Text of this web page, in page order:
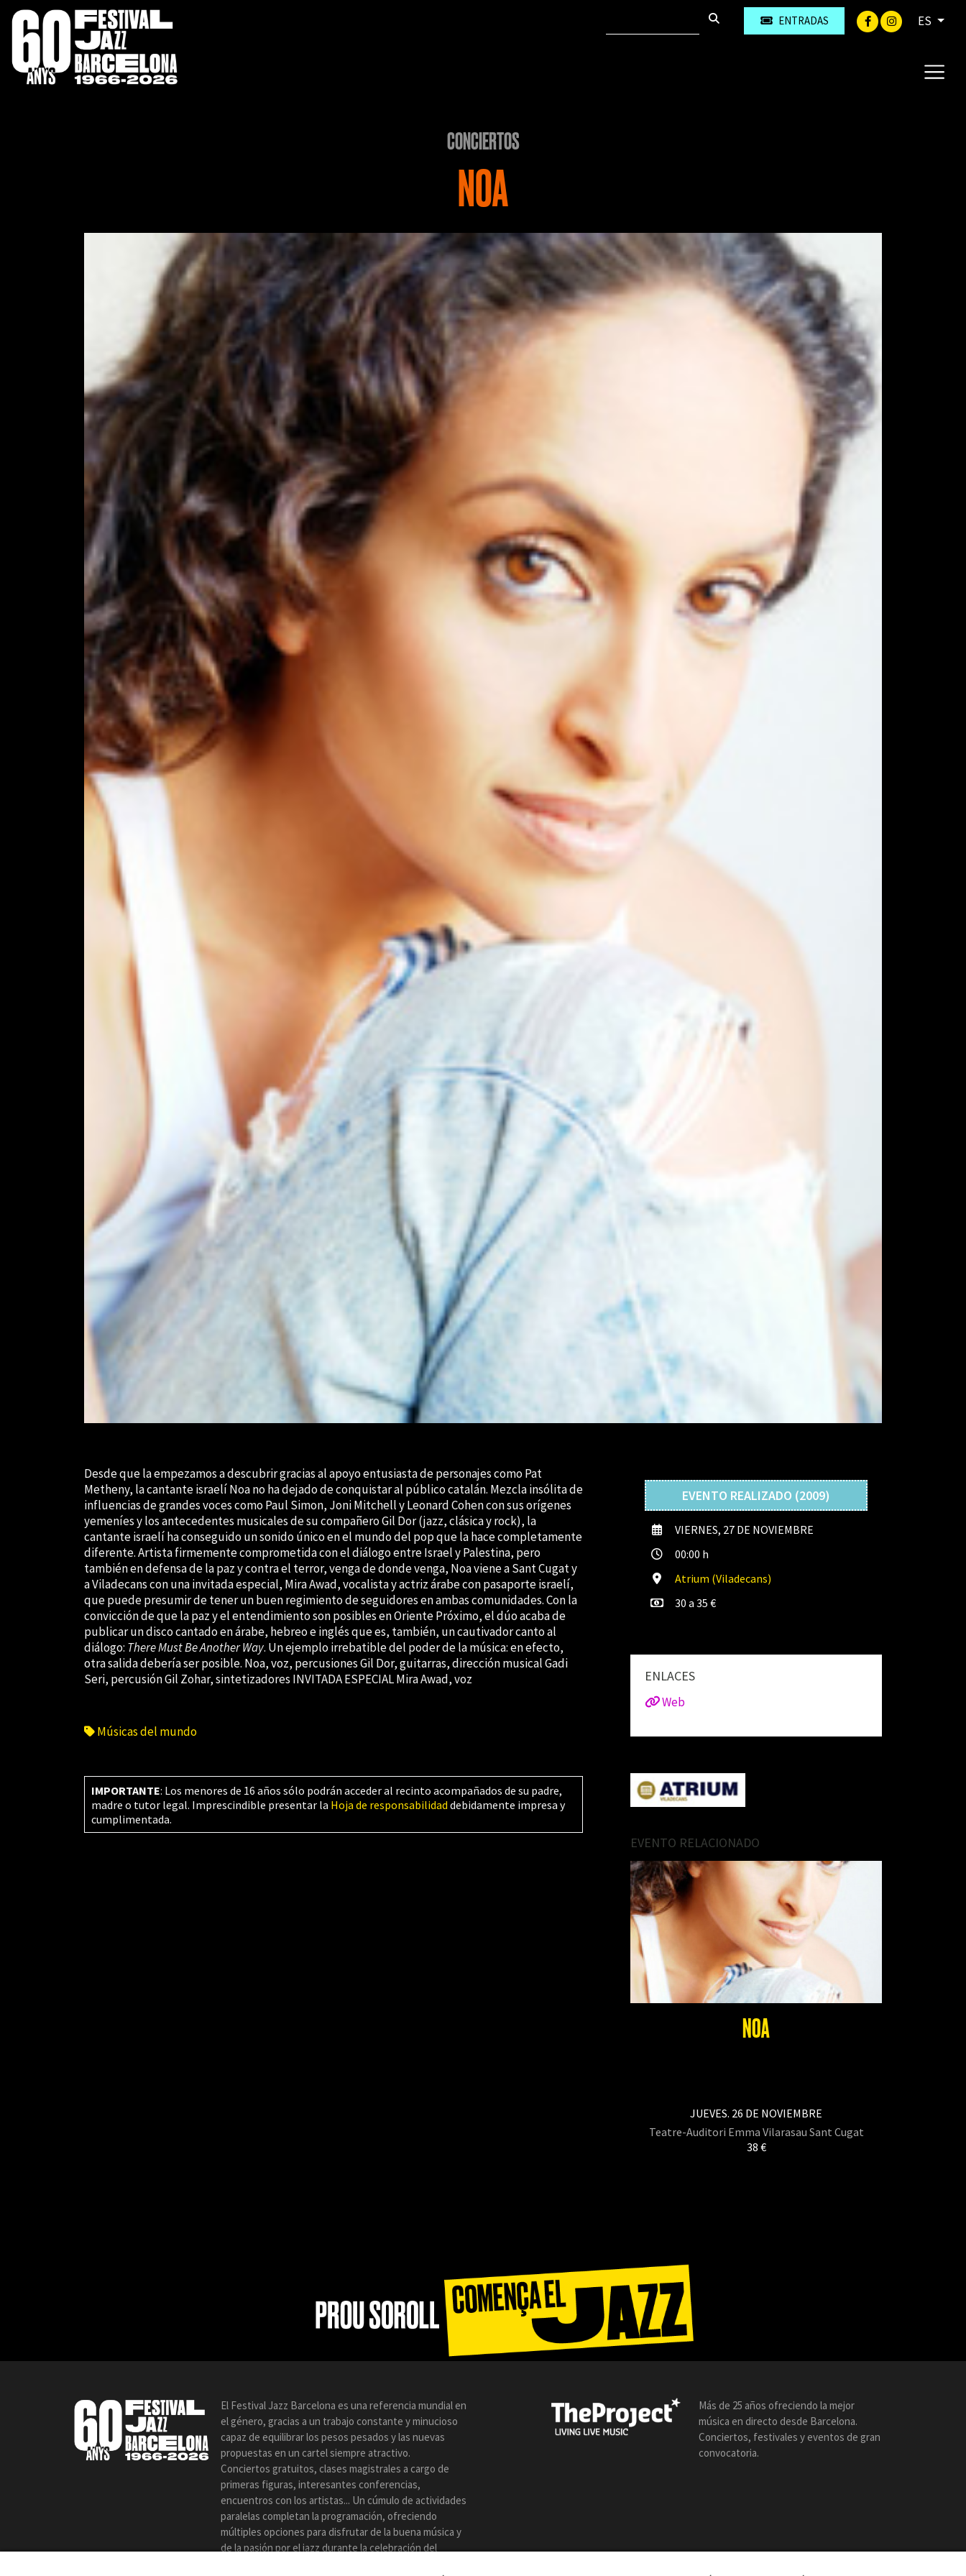
ENTRADAS ES
CONCIERTOS
NOA
EVENTO REALIZADO (2009)
VIERNES, 27 DE NOVIEMBRE
00:00 h
Atrium (Viladecans)
30 a 35 €
ENLACES
Web
EVENTO RELACIONADO
NOA
JUEVES. 26 DE NOVIEMBRE
Teatre-Auditori Emma Vilarasau Sant Cugat
38 €
Desde que la empezamos a descubrir gracias al apoyo entusiasta de personajes como Pat
Metheny, la cantante israelí Noa no ha dejado de conquistar al público catalán. Mezcla insólita de
influencias de grandes voces como Paul Simon, Joni Mitchell y Leonard Cohen con sus orígenes
yemeníes y los antecedentes musicales de su compañero Gil Dor (jazz, clásica y rock), la
cantante israelí ha conseguido un sonido único en el mundo del pop que la hace completamente
diferente. Artista firmemente comprometida con el diálogo entre Israel y Palestina, pero
también en defensa de la paz y contra el terror, venga de donde venga, Noa viene a Sant Cugat y
a Viladecans con una invitada especial, Mira Awad, vocalista y actriz árabe con pasaporte israelí,
que puede presumir de tener un buen regimiento de seguidores en ambas comunidades. Con la
convicción de que la paz y el entendimiento son posibles en Oriente Próximo, el dúo acaba de
publicar un disco cantado en árabe, hebreo e inglés que es, también, un cautivador canto al
diálogo: There Must Be Another Way. Un ejemplo irrebatible del poder de la música: en efecto,
otra salida debería ser posible. Noa, voz, percusiones Gil Dor, guitarras, dirección musical Gadi
Seri, percusión Gil Zohar, sintetizadores INVITADA ESPECIAL Mira Awad, voz
Músicas del mundo
IMPORTANTE: Los menores de 16 años sólo podrán acceder al recinto acompañados de su padre,
madre o tutor legal. Imprescindible presentar la Hoja de responsabilidad debidamente impresa y
cumplimentada.
El Festival Jazz Barcelona es una referencia mundial en
el género, gracias a un trabajo constante y minucioso
capaz de equilibrar los pesos pesados y las nuevas
propuestas en un cartel siempre atractivo.
Conciertos gratuitos, clases magistrales a cargo de
primeras figuras, interesantes conferencias,
encuentros con los artistas... Un cúmulo de actividades
paralelas completan la programación, ofreciendo
múltiples opciones para disfrutar de la buena música y
de la pasión por el jazz durante la celebración del
Más de 25 años ofreciendo la mejor
música en directo desde Barcelona.
Conciertos, festivales y eventos de gran
convocatoria.